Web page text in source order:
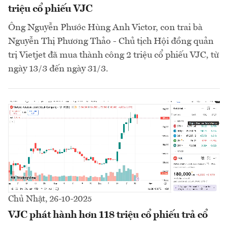
triệu cổ phiếu VJC
Ông Nguyễn Phước Hùng Anh Victor, con trai bà
Nguyễn Thị Phương Thảo - Chủ tịch Hội đồng quản
trị Vietjet đã mua thành công 2 triệu cổ phiếu VJC, từ
ngày 13/3 đến ngày 31/3.
Chủ Nhật, 26-10-2025
VJC phát hành hơn 118 triệu cổ phiếu trả cổ